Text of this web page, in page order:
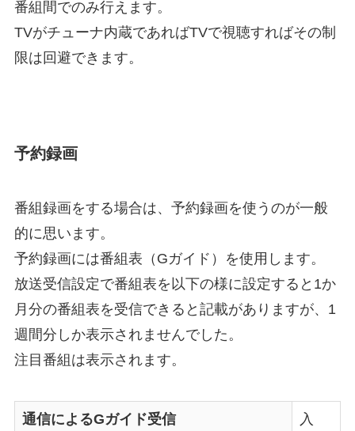
番組間でのみ行えます。
TVがチューナ内蔵であればTVで視聴すればその制
限は回避できます。
予約録画
番組録画をする場合は、予約録画を使うのが一般
的に思います。
予約録画には番組表（Gガイド）を使用します。
放送受信設定で番組表を以下の様に設定すると1か
月分の番組表を受信できると記載がありますが、1
週間分しか表示されませんでした。
注目番組は表示されます。
通信によるGガイド受信 入